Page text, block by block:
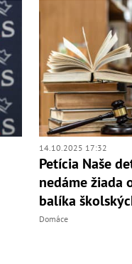
14.10.2025 17:32
Petícia Naše
nedáme žiada
balíka
Domáce